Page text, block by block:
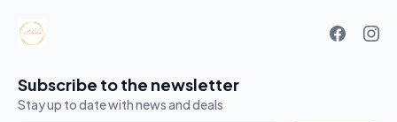
Subscribe to the newsletter
Stay up to date with news and deals